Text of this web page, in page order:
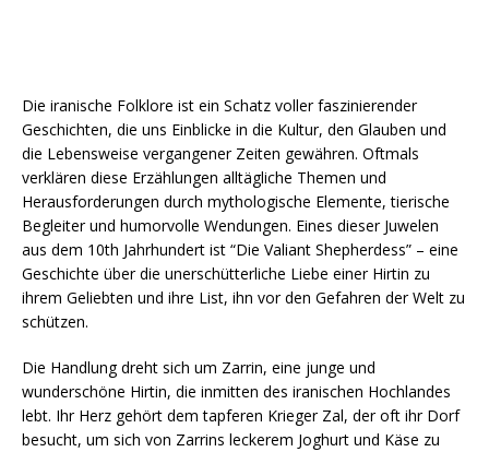
Die iranische Folklore ist ein Schatz voller faszinierender
Geschichten, die uns Einblicke in die Kultur, den Glauben und
die Lebensweise vergangener Zeiten gewähren. Oftmals
verklären diese Erzählungen alltägliche Themen und
Herausforderungen durch mythologische Elemente, tierische
Begleiter und humorvolle Wendungen. Eines dieser Juwelen
aus dem 10th Jahrhundert ist “Die Valiant Shepherdess” – eine
Geschichte über die unerschütterliche Liebe einer Hirtin zu
ihrem Geliebten und ihre List, ihn vor den Gefahren der Welt zu
schützen.
Die Handlung dreht sich um Zarrin, eine junge und
wunderschöne Hirtin, die inmitten des iranischen Hochlandes
lebt. Ihr Herz gehört dem tapferen Krieger Zal, der oft ihr Dorf
besucht, um sich von Zarrins leckerem Joghurt und Käse zu